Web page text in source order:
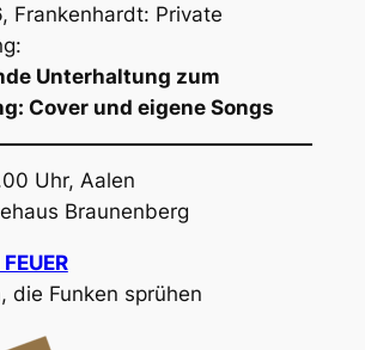
Frankenhardt: Private
Unterhaltung zum
Cover und eigene Songs
Uhr, Aalen
Braunenberg
die Funken sprühen